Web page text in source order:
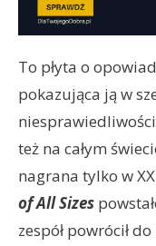
To płyta o
pokazująca ją w
też na całym
nagrana tylko w
of All Sizes
zespół powrócił